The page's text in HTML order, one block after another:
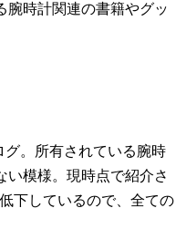
腕時計関連の書籍やグッ
グ。所有されている腕時
い模様。現時点で紹介さ
下しているので、全ての